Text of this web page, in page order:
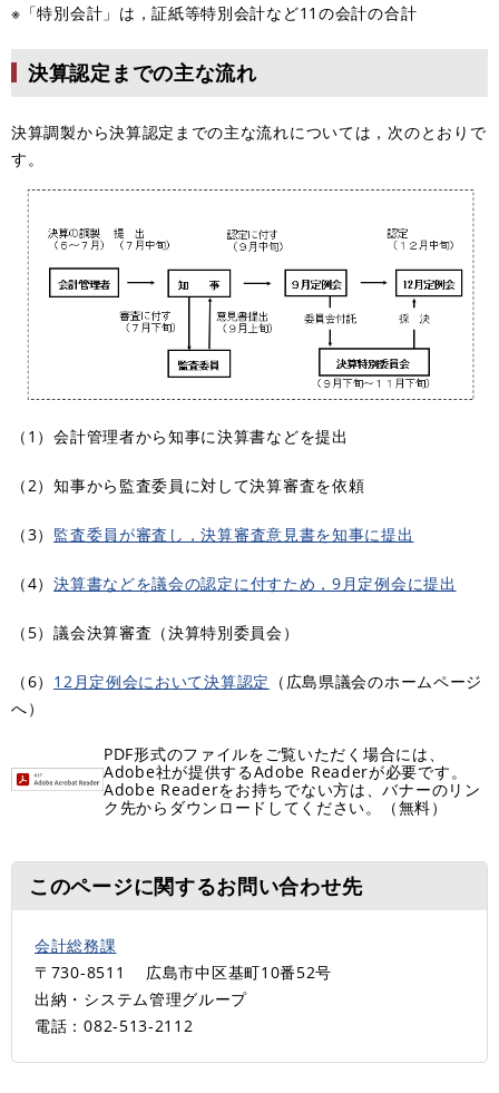
※「特別会計」は，証紙等特別会計など11の会計の合計
決算認定までの主な流れ
決算調製から決算認定までの主な流れについては，次のとおりで
す。
（1）会計管理者から知事に決算書などを提出
（2）知事から監査委員に対して決算審査を依頼
（3） 監査委員が審査し，決算審査意見書を知事に提出
（4）決算書などを議会の認定に付すため，9月定例会に提出
（5）議会決算審査（決算特別委員会）
（6） 12月定例会において決算認定 （広島県議会のホームページ
へ）
PDF形式のファイルをご覧いただく場合には、
Adobe社が提供するAdobe Readerが必要です。
Adobe Readerをお持ちでない方は、バナーのリン
ク先からダウンロードしてください。（無料）
このページに関するお問い合わせ先
会計総務課
〒730-8511
広島市中区基町10番52号
出納・システム管理グループ
電話：082-513-2112